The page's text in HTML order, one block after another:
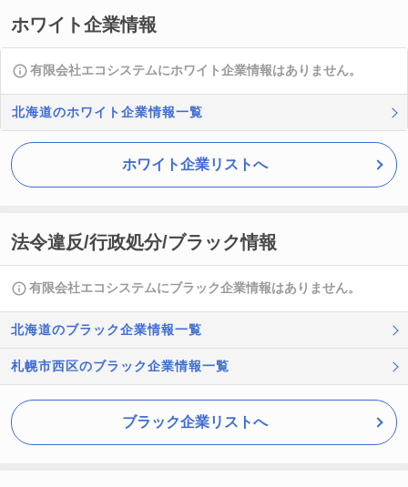
ホワイト企業情報
有限会社エコシステムにホワイト企業情報はありません。
北海道のホワイト企業情報一覧
ホワイト企業リストへ
法令違反/行政処分/ブラック情報
有限会社エコシステムにブラック企業情報はありません。
北海道のブラック企業情報一覧
札幌市西区のブラック企業情報一覧
ブラック企業リストへ